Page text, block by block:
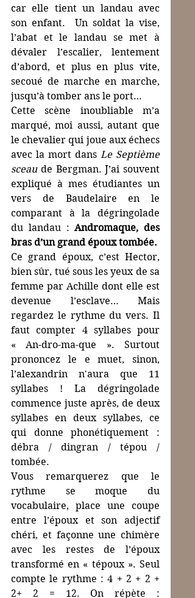
car elle tient un landau avec
son enfant.  Un soldat la vise,
l’abat et le landau se met à
dévaler l’escalier, lentement
d’abord, et plus en plus vite,
secoué de marche en marche,
jusqu’à tomber ans le port…
Cette scène inoubliable m’a
marqué, moi aussi, autant que
le chevalier qui joue aux échecs
avec la mort dans Le Septième
sceau de Bergman. J’ai souvent
expliqué à mes étudiantes un
vers de Baudelaire en le
comparant à la dégringolade
du landau : Andromaque, des
bras d’un grand époux tombée.
Ce grand époux, c’est Hector,
bien sûr, tué sous les yeux de sa
femme par Achille dont elle est
devenue l’esclave… Mais
regardez le rythme du vers. Il
faut compter 4 syllabes pour
« An-dro-ma-que ». Surtout
prononcez le e muet, sinon,
l’alexandrin n'aura que 11
syllabes ! La dégringolade
commence juste après, de deux
syllabes en deux syllabes, ce
qui donne phonétiquement :
débra / dingran / tépou /
tombée.
Vous remarquerez que le
rythme se moque du
vocabulaire, place une coupe
entre l’époux et son adjectif
chéri, et façonne une chimère
avec les restes de l’époux
transformé en « tépoux ». Seul
compte le rythme : 4 + 2 + 2 +
2+ 2 = 12. On répète :